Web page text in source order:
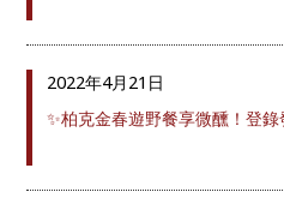
2022年4月21日
✨柏克金春遊野餐享微醺！登